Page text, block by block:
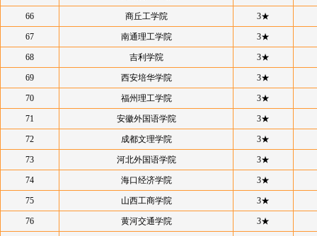
66 商丘工学院 3★
67 南通理工学院 3★
68 吉利学院 3★
69 西安培华学院 3★
70 福州理工学院 3★
71 安徽外国语学院 3★
72 成都文理学院 3★
73 河北外国语学院 3★
74 海口经济学院 3★
75 山西工商学院 3★
76 黄河交通学院 3★